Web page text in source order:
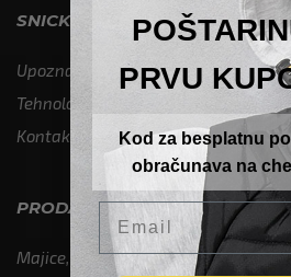
SNICKSTORE
Upoznaj Snickers
Tehnologije i standardi
Kontakt
PRODAVNICA
Majice, dukserice i prsluci
PRVU
Kod za besplatnu
obračunava na
Email